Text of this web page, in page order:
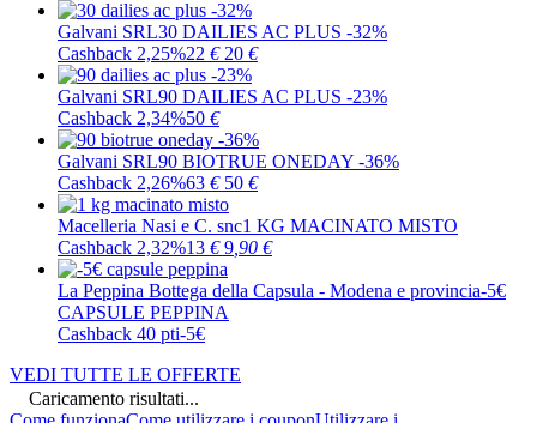
Galvani SRL30 DAILIES AC PLUS -32%
Cashback 2,25%22 € 20 €
Galvani SRL90 DAILIES AC PLUS -23%
Cashback 2,34%50 €
Galvani SRL90 BIOTRUE ONEDAY -36%
Cashback 2,26%63 € 50 €
Macelleria Nasi e C. snc1 KG MACINATO MISTO
Cashback 2,32%13 € 9 ,90 €
La Peppina Bottega della Capsula - Modena e provincia-5€
CAPSULE PEPPINA
Cashback 40 pti-5€
VEDI TUTTE LE OFFERTE
Caricamento risultati...